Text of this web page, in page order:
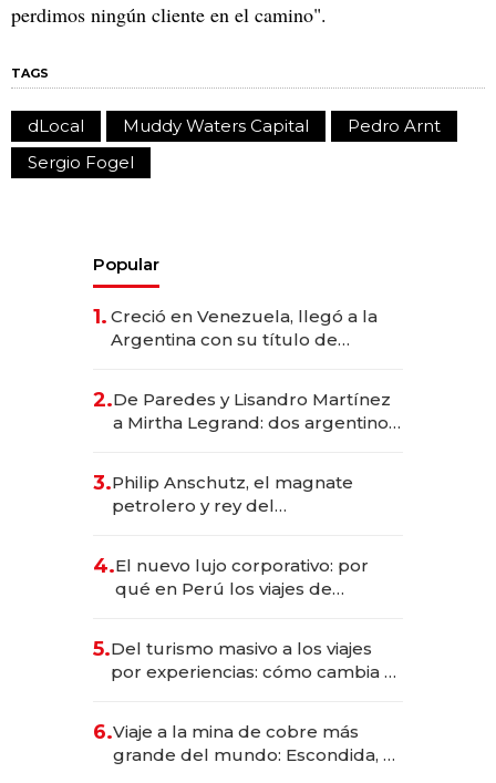
perdimos ningún cliente en el camino".
TAGS
dLocal Muddy Waters Capital
Pedro Arnt
Sergio Fogel
Popular
1. Creció en Venezuela, llegó a la
Argentina con su título de
las marcas "fast premium"
2.De Paredes y Lisandro Martínez
a Mirtha Legrand: dos argentinos
3.Philip Anschutz, el magnate
petrolero y rey del
Fénix
4.El nuevo lujo corporativo: por
qué en Perú los viajes de
transformadoras
5.Del turismo masivo a los viajes
por experiencias: cómo cambia el
6.Viaje a la mina de cobre más
grande del mundo: Escondida, el